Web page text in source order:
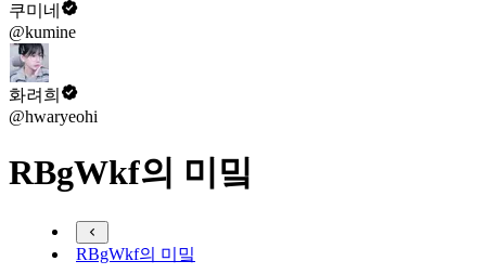
쿠미네
@kumine
화려희
@hwaryeohi
RBgWkf의 미밐
RBgWkf의 미밐